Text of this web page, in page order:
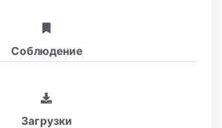
Соблюдение
Загрузки